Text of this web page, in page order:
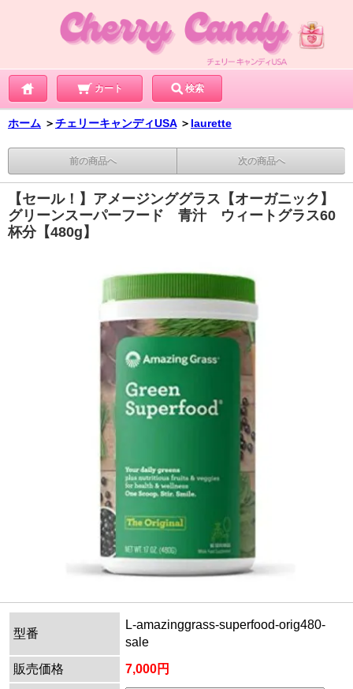
カート 検索
ホーム ＞チェリーキャンディUSA ＞ laurette
前の商品へ 次の商品へ
【セール！】アメージンググラス【オーガニック】
グリーンスーパーフード 青汁 ウィートグラス60
杯分【480g】
型番
L-amazinggrass-superfood-orig480-
sale
販売価格
7,000円